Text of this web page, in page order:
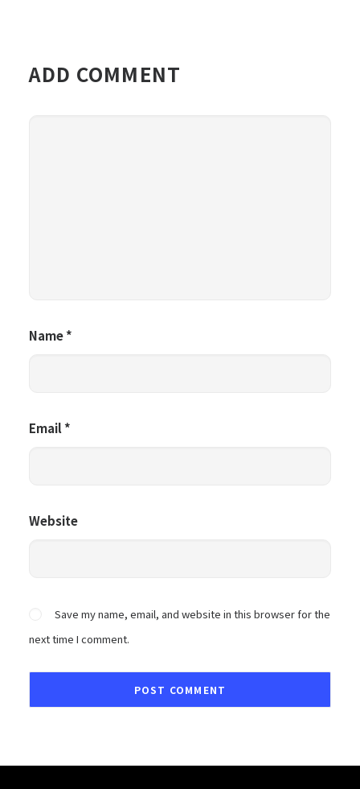
ADD COMMENT
Name*
Email*
Website
Save my name, email, and website in this browser for the
next time I comment.